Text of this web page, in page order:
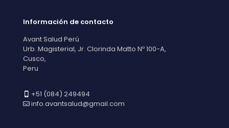
Información de contacto
Avant Salud Perú
Urb. Magisterial, Jr. Clorinda Matto Nº 100-A,
Cusco,
Peru
+51 (084) 249494
info.avantsalud@gmail.com